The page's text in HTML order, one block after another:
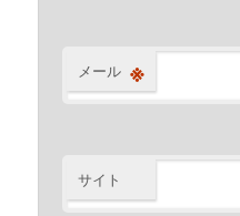
メール ※
サイト